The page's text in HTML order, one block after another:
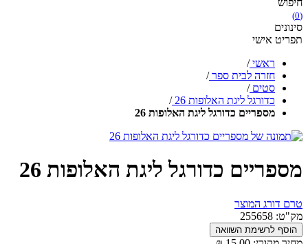
חיפוש
(0)
סינונים
תפריט אישי
ראשי /
חזרה לבית ספר /
סטים /
כדורגל ליגת האלופות 26
/
מספריים כדורגל ליגת האלופות 26
מספריים כדורגל ליגת האלופות 26
טרם דורג המוצר
מק"ט: 255658